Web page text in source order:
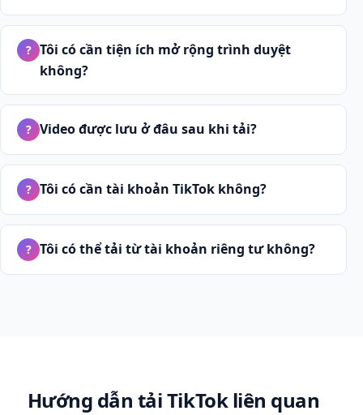
? Tôi có cần tiện ích mở rộng trình duyệt
không?
? Video được lưu ở đâu sau khi tải?
? Tôi có cần tài khoản TikTok không?
? Tôi có thể tải từ tài khoản riêng tư không?
Hướng dẫn tải TikTok liên quan